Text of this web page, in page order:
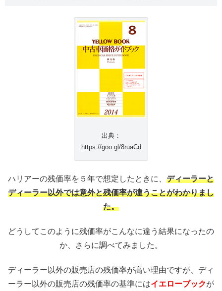
出典：
https://goo.gl/8ruaCd
ハリアーの残価率を５年で想定したときに、 ディーラーと
ディーラー以外では意外と残価率が違うことがわかりまし
た。
どうしてこのように残価率がこんなに違う結果になったの
か、さらに調べてみました。
ディーラー以外の販売店の残価率が高い理由ですが、ディ
ーラー以外の販売店の残価率の基準にはイエローブックが